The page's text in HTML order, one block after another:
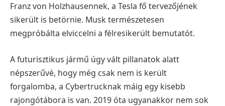
Franz von Holzhausennek, a Tesla fő tervezőjének
sikerült is betörnie. Musk természetesen
megpróbálta elviccelni a félresikerült bemutatót.
A futurisztikus jármű úgy vált pillanatok alatt
népszerűvé, hogy még csak nem is került
forgalomba, a Cybertrucknak máig egy kisebb
rajongótábora is van. 2019 óta ugyanakkor nem sok